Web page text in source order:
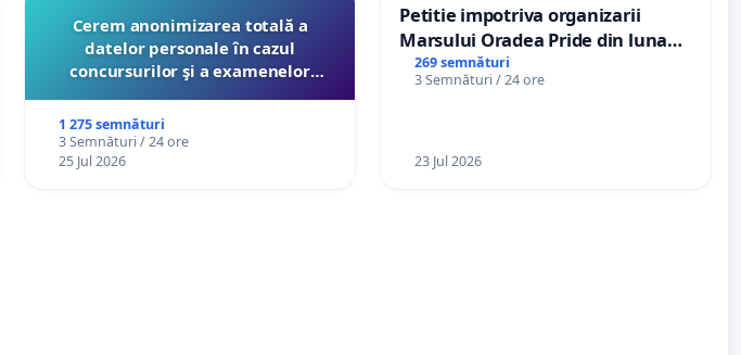
Cerem anonimizarea totală a
datelor personale în cazul
concursurilor şi a examenelor
către Ministerul Educaţiei
1 275 semnături
3 Semnături / 24 ore
25 Jul 2026
Petitie impotriva organizarii
Marsului Oradea Pride din luna
Iulie 2026
269 semnături
3 Semnături / 24 ore
23 Jul 2026